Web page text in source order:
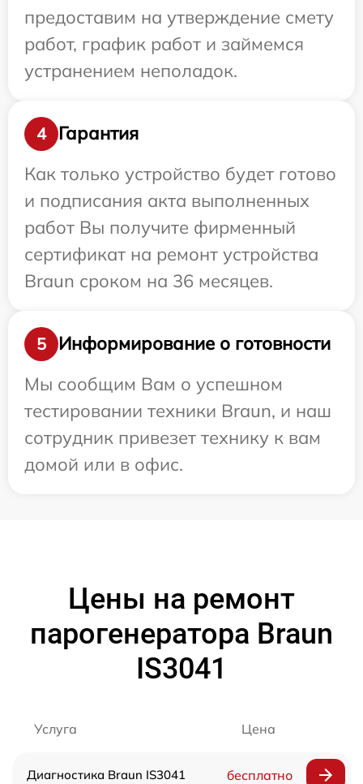
предоставим на утверждение смету
работ, график работ и займемся
устранением неполадок.
4
Гарантия
Как только устройство будет готово
и подписания акта выполненных
работ Вы получите фирменный
сертификат на ремонт устройства
Braun сроком на 36 месяцев.
5
Информирование о готовности
Мы сообщим Вам о успешном
тестировании техники Braun, и наш
сотрудник привезет технику к вам
домой или в офис.
Цены на ремонт
парогенератора Braun
IS3041
Услуга Цена
Диагностика Braun IS3041 бесплатно